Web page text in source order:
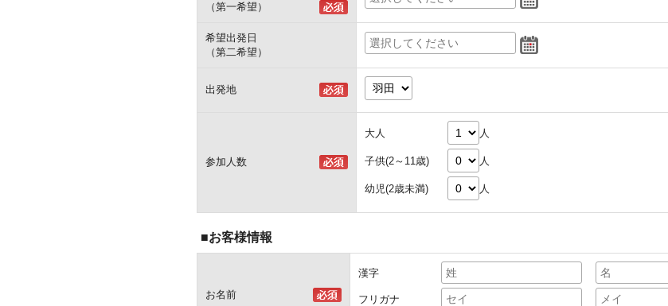
（第一希望）
希望出発日
（第二希望）
出発地
参加人数
大人 人
子供(2～11歳) 人
幼児(2歳未満) 人
■お客様情報
お名前
漢字
フリガナ